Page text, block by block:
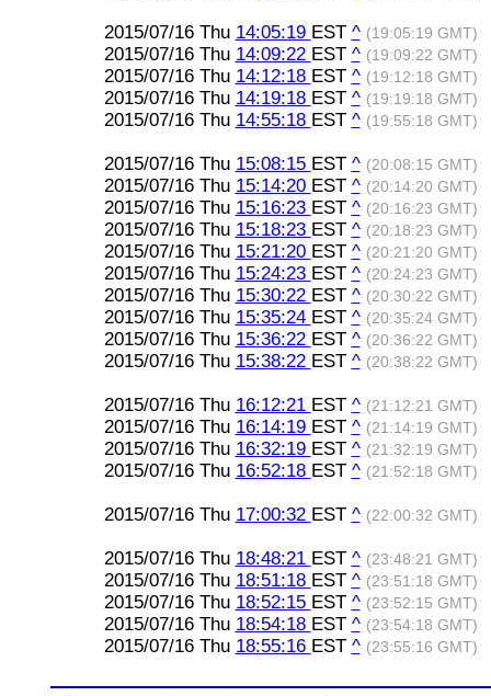
2015/07/16 Thu 14:05:19 EST ^ (19:05:19 GMT)
2015/07/16 Thu 14:09:22 EST ^ (19:09:22 GMT)
2015/07/16 Thu 14:12:18 EST ^ (19:12:18 GMT)
2015/07/16 Thu 14:19:18 EST ^ (19:19:18 GMT)
2015/07/16 Thu 14:55:18 EST ^ (19:55:18 GMT)
2015/07/16 Thu 15:08:15 EST ^ (20:08:15 GMT)
2015/07/16 Thu 15:14:20 EST ^ (20:14:20 GMT)
2015/07/16 Thu 15:16:23 EST ^ (20:16:23 GMT)
2015/07/16 Thu 15:18:23 EST ^ (20:18:23 GMT)
2015/07/16 Thu 15:21:20 EST ^ (20:21:20 GMT)
2015/07/16 Thu 15:24:23 EST ^ (20:24:23 GMT)
2015/07/16 Thu 15:30:22 EST ^ (20:30:22 GMT)
2015/07/16 Thu 15:35:24 EST ^ (20:35:24 GMT)
2015/07/16 Thu 15:36:22 EST ^ (20:36:22 GMT)
2015/07/16 Thu 15:38:22 EST ^ (20:38:22 GMT)
2015/07/16 Thu 16:12:21 EST ^ (21:12:21 GMT)
2015/07/16 Thu 16:14:19 EST ^ (21:14:19 GMT)
2015/07/16 Thu 16:32:19 EST ^ (21:32:19 GMT)
2015/07/16 Thu 16:52:18 EST ^ (21:52:18 GMT)
2015/07/16 Thu 17:00:32 EST ^ (22:00:32 GMT)
2015/07/16 Thu 18:48:21 EST ^ (23:48:21 GMT)
2015/07/16 Thu 18:51:18 EST ^ (23:51:18 GMT)
2015/07/16 Thu 18:52:15 EST ^ (23:52:15 GMT)
2015/07/16 Thu 18:54:18 EST ^ (23:54:18 GMT)
2015/07/16 Thu 18:55:16 EST ^ (23:55:16 GMT)